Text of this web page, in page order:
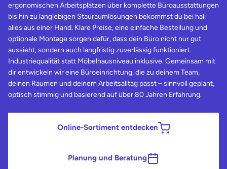
ergonomischen Arbeitsplätzen über komplette Büroausstattungen
bis hin zu langlebigen Stauraumlösungen bekommst du bei hali
alles aus einer Hand. Klare Preise, eine einfache Bestellung und
optionale Montage sorgen dafür, dass dein Büro nicht nur gut
aussieht, sondern auch langfristig zuverlässig funktioniert.
Industriequalität statt Möbelhausniveau inklusive. Gemeinsam mit
dir entwickeln wir eine Büroeinrichtung, die zu deinem Team,
deinen Räumen und deinem Arbeitsalltag passt – sinnvoll geplant,
optisch stimmig und basierend auf über 80 Jahren Erfahrung.
Online-Sortiment entdecken
Planung und Beratung